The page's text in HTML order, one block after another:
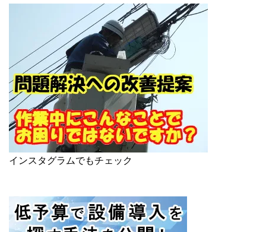
インスタグラムでもチェック